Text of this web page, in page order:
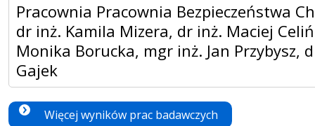
Pracownia Pracownia Bezpieczeństwa
dr inż. Kamila Mizera, dr inż. Maciej
Monika Borucka, mgr inż. Jan Przybysz,
Gajek
Więcej wyników prac badawczych